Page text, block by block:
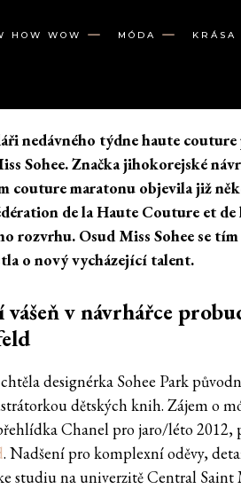
HOW WOW MÓDA KRÁSA
nedávného týdne haute
Sohee. Značka jihokorejské
couture maratonu objevila již
de la Haute Couture et
rozvrhu. Osud Miss Sohee se
o nový vycházející talent.
v návrhářce
designérka Sohee Park
dětských knih. Zájem o
Chanel pro jaro/léto 2012,
. Nadšení pro komplexní oděvy,
studiu na univerzitě Central Saint